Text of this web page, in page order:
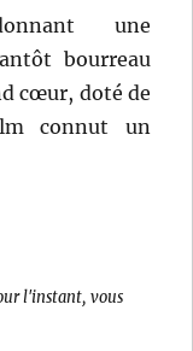
une
bourreau
cœur, doté de
connut un
l'instant, vous